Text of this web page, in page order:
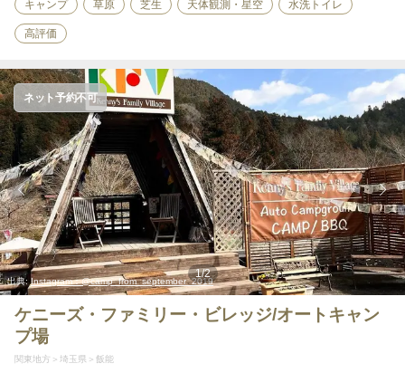
キャンプ 草原 芝生 天体観測・星空 水洗トイレ
高評価
出典:Instagram：@camp_from_september_2019
1/2
ネット予約不可
ケニーズ・ファミリー・ビレッジ/オートキャン
プ場
関東地方 埼玉県 飯能